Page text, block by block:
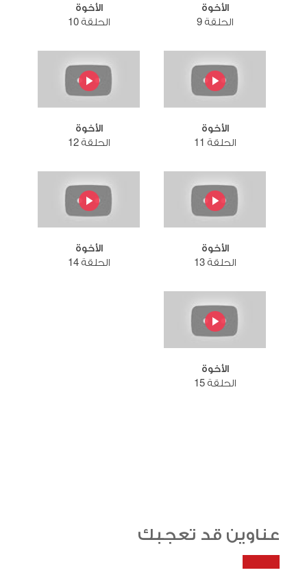
الأخوة
الحلقة 9
الأخوة
الحلقة 10
الأخوة
الحلقة 11
الأخوة
الحلقة 12
الأخوة
الحلقة 13
الأخوة
الحلقة 14
الأخوة
الحلقة 15
عناوين قد تعجبك